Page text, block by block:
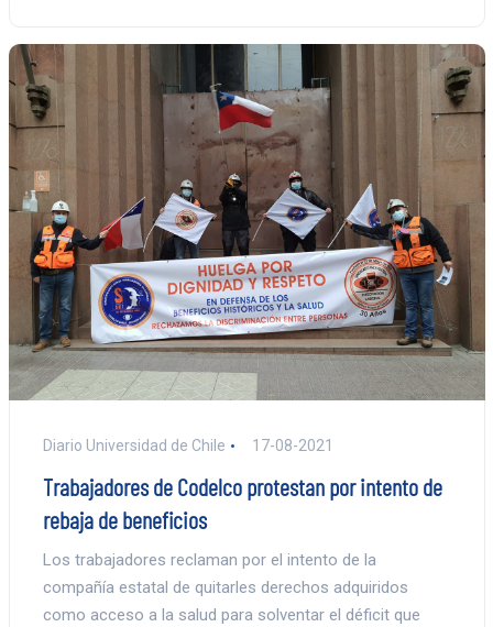
Diario Universidad de Chile 17-08-2021
Trabajadores de Codelco protestan por intento de
rebaja de beneficios
Los trabajadores reclaman por el intento de la
compañía estatal de quitarles derechos adquiridos
como acceso a la salud para solventar el déficit que